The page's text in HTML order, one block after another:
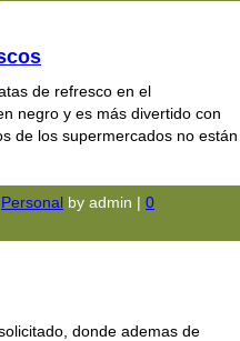
de refresco en el
negro y es más divertido con
de los supermercados no están
Personal by admin | 0
donde ademas de